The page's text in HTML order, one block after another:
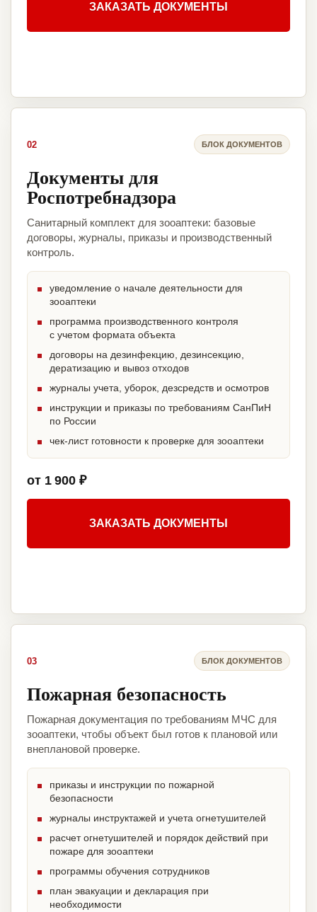
ЗАКАЗАТЬ ДОКУМЕНТЫ
02 БЛОК ДОКУМЕНТОВ
Документы для
Роспотребнадзора
Санитарный комплект для зооаптеки: базовые
договоры, журналы, приказы и производственный
контроль.
уведомление о начале деятельности для
зооаптеки
программа производственного контроля
с учетом формата объекта
договоры на дезинфекцию, дезинсекцию,
дератизацию и вывоз отходов
журналы учета, уборок, дезсредств и осмотров
инструкции и приказы по требованиям СанПиН
по России
чек-лист готовности к проверке для зооаптеки
от 1 900 ₽
ЗАКАЗАТЬ ДОКУМЕНТЫ
03 БЛОК ДОКУМЕНТОВ
Пожарная безопасность
Пожарная документация по требованиям МЧС для
зооаптеки, чтобы объект был готов к плановой или
внеплановой проверке.
приказы и инструкции по пожарной
безопасности
журналы инструктажей и учета огнетушителей
расчет огнетушителей и порядок действий при
пожаре для зооаптеки
программы обучения сотрудников
план эвакуации и декларация при
необходимости